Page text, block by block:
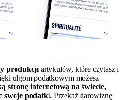
produkcji artykułów, które czytasz i
ulgom podatkowym możesz
stronę internetową na świecie,
swoje podatki. Przekaż darowiznę